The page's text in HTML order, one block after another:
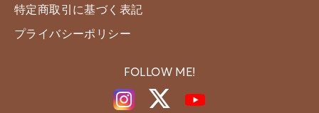
特定商取引に基づく表記
プライバシーポリシー
FOLLOW ME!